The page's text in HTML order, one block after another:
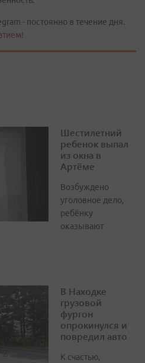
- постоянно в течение дня.
Шестилетний
ребенок выпал
из окна в
Артёме
Возбуждено
уголовное дело,
ребёнку
оказывают
В Находке
грузовой
фургон
опрокинулся и
повредил авто
К счастью,